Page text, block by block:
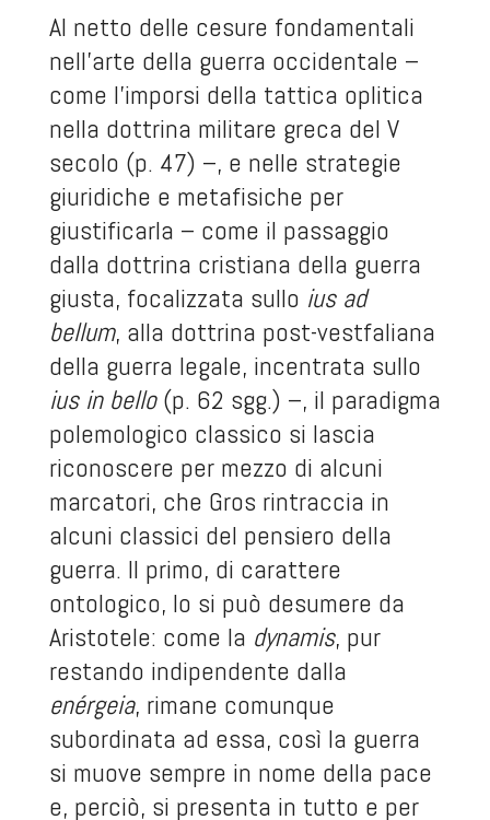
Al netto delle cesure fondamentali
nell’arte della guerra occidentale –
come l’imporsi della tattica oplitica
nella dottrina militare greca del V
secolo (p. 47) –, e nelle strategie
giuridiche e metafisiche per
giustificarla – come il passaggio
dalla dottrina cristiana della guerra
giusta, focalizzata sullo ius ad
bellum, alla dottrina post-vestfaliana
della guerra legale, incentrata sullo
ius in bello(p. 62 sgg.) –, il paradigma
polemologico classico si lascia
riconoscere per mezzo di alcuni
marcatori, che Gros rintraccia in
alcuni classici del pensiero della
guerra. Il primo, di carattere
ontologico, lo si può desumere da
Aristotele: come la dynamis, pur
restando indipendente dalla
enérgeia, rimane comunque
subordinata ad essa, così la guerra
si muove sempre in nome della pace
e, perciò, si presenta in tutto e per